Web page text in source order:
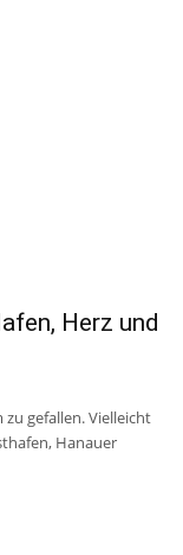
Herz und
gefallen. Vielleicht
Hanauer